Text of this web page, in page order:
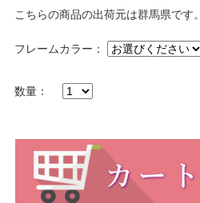
こちらの商品の出荷元は群馬県です。
フレームカラー：
数量：